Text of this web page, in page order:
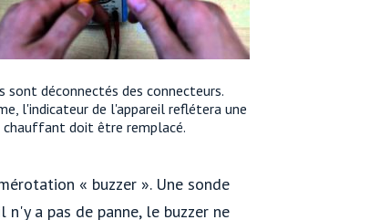
déconnectés des connecteurs.
l'indicateur de l'appareil reflétera une
chauffant doit être remplacé.
« buzzer ». Une sonde
a pas de panne, le buzzer ne